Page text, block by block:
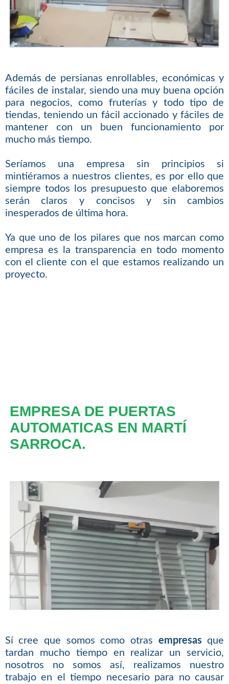
Además de persianas enrollables, económicas y
fáciles de instalar, siendo una muy buena opción
para negocios, como fruterías y todo tipo de
tiendas, teniendo un fácil accionado y fáciles de
mantener con un buen funcionamiento por
mucho más tiempo.
Seríamos una empresa sin principios si
mintiéramos a nuestros clientes, es por ello que
siempre todos los presupuesto que elaboremos
serán claros y concisos y sin cambios
inesperados de última hora.
Ya que uno de los pilares que nos marcan como
empresa es la transparencia en todo momento
con el cliente con el que estamos realizando un
proyecto.
EMPRESA DE PUERTAS
AUTOMATICAS EN MARTÍ
SARROCA.
Sí cree que somos como otras empresasque
tardan mucho tiempo en realizar un servicio,
nosotros no somos así, realizamos nuestro
trabajo en el tiempo necesario para no causar